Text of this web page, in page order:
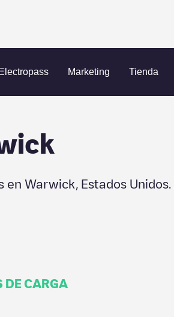
Electropass Marketing Tienda
en Warwick Estados Unidos
DE CARGA